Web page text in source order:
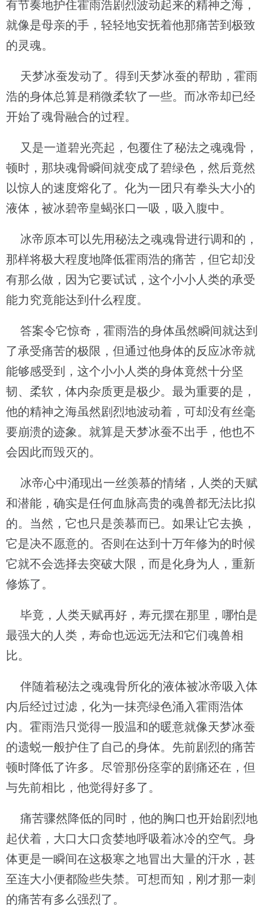
有节奏地护住霍雨浩剧烈波动起来的精神之海，
就像是母亲的手，轻轻地安抚着他那痛苦到极致
的灵魂。
天梦冰蚕发动了。得到天梦冰蚕的帮助，霍雨
浩的身体总算是稍微柔软了一些。而冰帝却已经
开始了魂骨融合的过程。
又是一道碧光亮起，包覆住了秘法之魂魂骨，
顿时，那块魂骨瞬间就变成了碧绿色，然后竟然
以惊人的速度熔化了。化为一团只有拳头大小的
液体，被冰碧帝皇蝎张口一吸，吸入腹中。
冰帝原本可以先用秘法之魂魂骨进行调和的，
那样将极大程度地降低霍雨浩的痛苦，但它却没
有那么做，因为它要试试，这个小小人类的承受
能力究竟能达到什么程度。
答案令它惊奇，霍雨浩的身体虽然瞬间就达到
了承受痛苦的极限，但通过他身体的反应冰帝就
能够感受到，这个小小人类的身体竟然十分坚
韧、柔软，体内杂质更是极少。最为重要的是，
他的精神之海虽然剧烈地波动着，可却没有丝毫
要崩溃的迹象。就算是天梦冰蚕不出手，他也不
会因此而毁灭的。
冰帝心中涌现出一丝羡慕的情绪，人类的天赋
和潜能，确实是任何血脉高贵的魂兽都无法比拟
的。当然，它也只是羡慕而已。如果让它去换，
它是决不愿意的。否则在达到十万年修为的时候
它就不会选择去突破大限，而是化身为人，重新
修炼了。
毕竟，人类天赋再好，寿元摆在那里，哪怕是
最强大的人类，寿命也远远无法和它们魂兽相
比。
伴随着秘法之魂魂骨所化的液体被冰帝吸入体
内后经过过滤，化为一抹亮绿色涌入霍雨浩体
内。霍雨浩只觉得一股温和的暖意就像天梦冰蚕
的遗蜕一般护住了自己的身体。先前剧烈的痛苦
顿时降低了许多。尽管那份痉挛的剧痛还在，但
与先前相比，他觉得好多了。
痛苦骤然降低的同时，他的胸口也开始剧烈地
起伏着，大口大口贪婪地呼吸着冰冷的空气。身
体更是一瞬间在这极寒之地冒出大量的汗水，甚
至连大小便都险些失禁。可想而知，刚才那一刺
的痛苦有多么强烈了。